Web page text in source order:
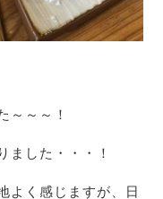
～～～！
ました・・・！
よく感じますが、日